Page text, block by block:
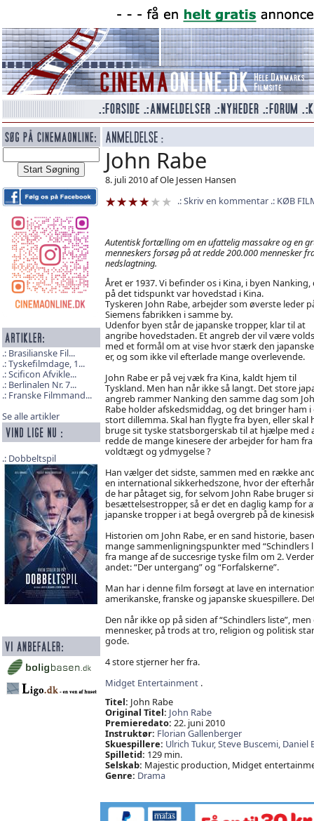
Brasilianske Fil...
Tyskefilmdage, 1...
Scificon Afvikle...
Berlinalen Nr. 7...
Franske Filmmand...
Se alle artikler
Dobbeltspil
John Rabe
8. juli 2010 af Ole Jessen Hansen
Skriv en kommentar
KØB
Autentisk fortælling om en ufattelig massakre og en
menneskers forsøg på at redde 200.000 mennesker
nedslagtning.
Året er 1937. Vi befinder os i Kina, i byen Nanking,
på det tidspunkt var hovedstad i Kina.
Tyskeren John Rabe, arbejder som øverste leder
Siemens fabrikken i samme by.
Udenfor byen står de japanske tropper, klar til at
angribe hovedstaden. Et angreb der vil være
med et formål om at vise hvor stærk den
er, og som ikke vil efterlade mange overlevende.
John Rabe er på vej væk fra Kina, kaldt hjem til
Tyskland. Men han når ikke så langt. Det store
angreb rammer Nanking den samme dag som
Rabe holder afskedsmiddag, og det bringer ham i
stort dillemma. Skal han flygte fra byen, eller skal
bruge sit tyske statsborgerskab til at hjælpe med
redde de mange kinesere der arbejder for ham
voldtægt og ydmygelse ?
Han vælger det sidste, sammen med en række
en international sikkerhedszone, hvor der
de har påtaget sig, for selvom John Rabe
besættelsestropper, så er det en daglig kamp for
japanske tropper i at begå overgreb på de
Historien om John Rabe, er en sand historie,
mange sammenligningspunkter med
fra mange af de succesrige tyske film om 2.
andet: “Der untergang” og “Forfalskerne”.
Man har i denne film forsøgt at lave en
amerikanske, franske og japanske skuespillere.
Den når ikke op på siden af “Schindlers liste”,
mennesker, på trods at tro, religion og politisk
gode.
4 store stjerner her fra.
Midget Entertainment .
Titel: John Rabe
Original Titel: John Rabe
Premieredato: 22. juni 2010
Instruktør: Florian Gallenberger
Skuespillere: Ulrich Tukur,Steve Buscemi, Daniel
Spilletid: 129 min.
Selskab: Majestic production, Midget
Genre: Drama